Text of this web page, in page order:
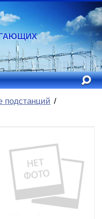
подстанций